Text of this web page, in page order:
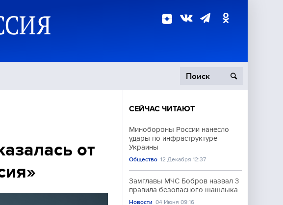
Происшествия
от
СЕЙЧАС ЧИТАЮТ
Минобороны России нанесло
удары по инфраструктуре
Украины
Общество 12 Декабря 12:37
Замглавы МЧС Бобров назвал 3
правила безопасного шашлыка
Новости 04 Июня 09:16